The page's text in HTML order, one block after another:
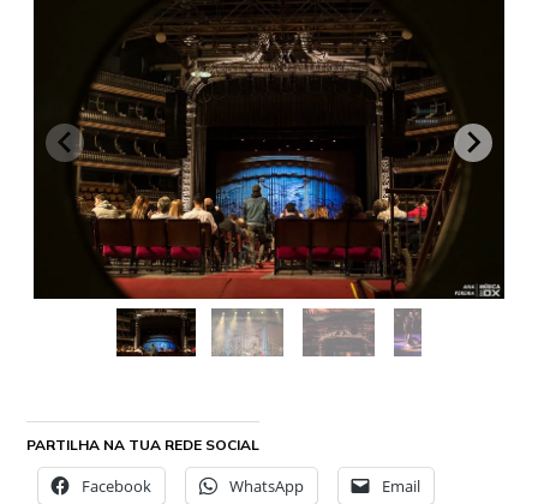
PARTILHA NA TUA REDE SOCIAL
Facebook WhatsApp Email